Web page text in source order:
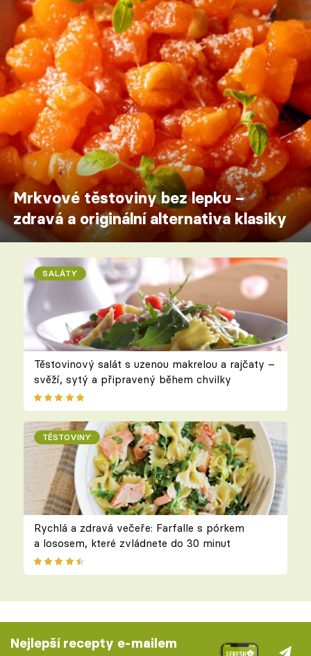
Mrkvové těstoviny bez lepku –
zdravá a originální alternativa klasiky
SALÁTY
Těstovinový salát s uzenou makrelou a rajčaty –
svěží, sytý a připravený během chvilky
TĚSTOVINY
Rychlá a zdravá večeře: Farfalle s pórkem
a lososem, které zvládnete do 30 minut
Nejlepší recepty e-mailem